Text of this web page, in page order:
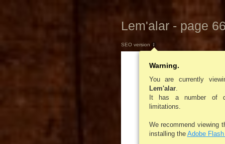
Lem'alar - page
alınıyor gibi ve o dairede
sele şekli verilir tarzda ifade
İşte bu iki temsil gibi,
duğu gibi, semavat âlemi, yalnız
yor; belki âlem-i ervahı ve âlem-i
SEO version
Warning.
You are currently
Lem'alar.
It has a number of
limitations.
We recommend viewing
installing the Adobe